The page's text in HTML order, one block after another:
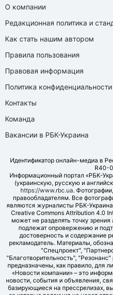
О компании
Редакционная политика и
Как стать нашим автором
Правила пользования
Правовая информация
Политика конфиденциальности
Контакты
Команда
Вакансии в РБК-Украина
Идентификатор онлайн-медиа в
R40-
Информационный портал «РБК-
(украинскую, русскую и
https://www.rbc.ua.
правообладателям. Все
являются журналисты РБК-
Creative Commons Attribution 4.0
может не разделять точку
подлежат опровержению и
достоверность и содержание
рекламодатель. Материалы,
"Спецпроект",
"Благотворительность",
предназначены, как правило, для
«Новости компании» – это
новости, события и объявления,
базирующиеся на прессрелизах,